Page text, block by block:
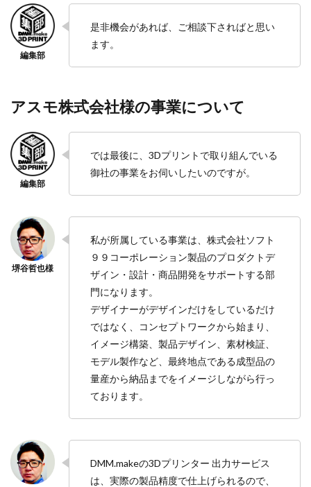
是非機会があれば、ご相談下さればと思い
ます。
アスモ株式会社様の事業について
では最後に、3Dプリントで取り組んでいる
御社の事業をお伺いしたいのですが。
私が所属している事業は、株式会社ソフト
９９コーポレーション製品のプロダクトデ
ザイン・設計・商品開発をサポートする部
門になります。
デザイナーがデザインだけをしているだけ
ではなく、コンセプトワークから始まり、
イメージ構築、製品デザイン、素材検証、
モデル製作など、最終地点である成型品の
量産から納品までをイメージしながら行っ
ております。
DMM.makeの3Dプリンター 出力サービス
は、実際の製品精度で仕上げられるので、